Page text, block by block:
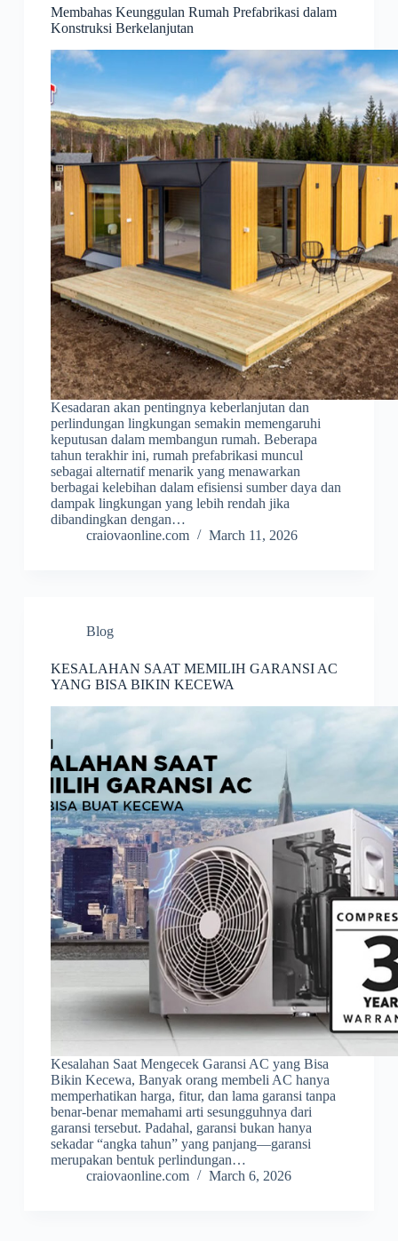
Membahas Keunggulan Rumah Prefabrikasi dalam
Konstruksi Berkelanjutan
Kesadaran akan pentingnya keberlanjutan dan
perlindungan lingkungan semakin memengaruhi
keputusan dalam membangun rumah. Beberapa
tahun terakhir ini, rumah prefabrikasi muncul
sebagai alternatif menarik yang menawarkan
berbagai kelebihan dalam efisiensi sumber daya dan
dampak lingkungan yang lebih rendah jika
dibandingkan dengan…
craiovaonline.com
March 11, 2026
Blog
KESALAHAN SAAT MEMILIH GARANSI AC
YANG BISA BIKIN KECEWA
Kesalahan Saat Mengecek Garansi AC yang Bisa
Bikin Kecewa, Banyak orang membeli AC hanya
memperhatikan harga, fitur, dan lama garansi tanpa
benar-benar memahami arti sesungguhnya dari
garansi tersebut. Padahal, garansi bukan hanya
sekadar “angka tahun” yang panjang—garansi
merupakan bentuk perlindungan…
craiovaonline.com
March 6, 2026